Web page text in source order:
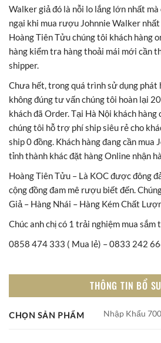
Walker giả đó là nỗi lo lắng lớn nhất mà
ngại khi mua rượu Johnnie Walker
Hoàng Tiên Tửu chúng tôi khách hàng
hàng kiểm tra hàng thoải mái mới cần
shipper.
Chưa hết, trong quá trình sử dụng phát
không đúng tư vấn chúng tôi hoàn lại
khách đã Order. Tại Hà Nội khách
chúng tôi hỗ trợ phí ship siêu rẻ cho
ship 0 đồng. Khách hàng đang cần mua
tỉnh thành khác đặt hàng Online nhận
Hoàng Tiên Tửu – Là KOC được đông
cộng đồng đam mê rượu biết đến.
Giả – Hàng Nhái – Hàng Kém Chất
Chúc anh chị có 1 trải nghiệm mua sắm
0858 474 333 ( Mua lẻ) – 0833 242
THÔNG TIN BỔ
CHỌN SẢN PHẨM Nhập Khẩu